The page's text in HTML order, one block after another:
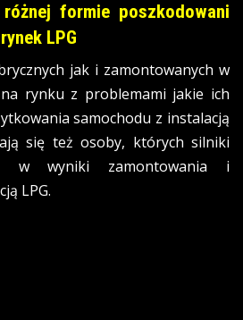
formie poszkodowani
LPG
jak i zamontowanych w
rynku z problemami jakie ich
samochodu z instalacją
się też osoby, których silniki
w wyniki zamontowania i
LPG.